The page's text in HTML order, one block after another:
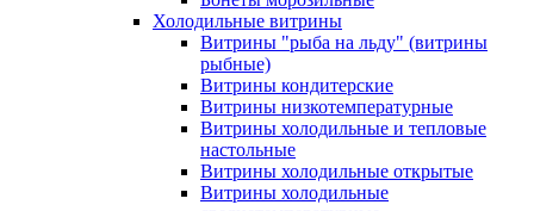
Холодильные витрины
Витрины "рыба на льду" (витрины
рыбные)
Витрины кондитерские
Витрины низкотемпературные
Витрины холодильные и тепловые
настольные
Витрины холодильные открытые
Витрины холодильные